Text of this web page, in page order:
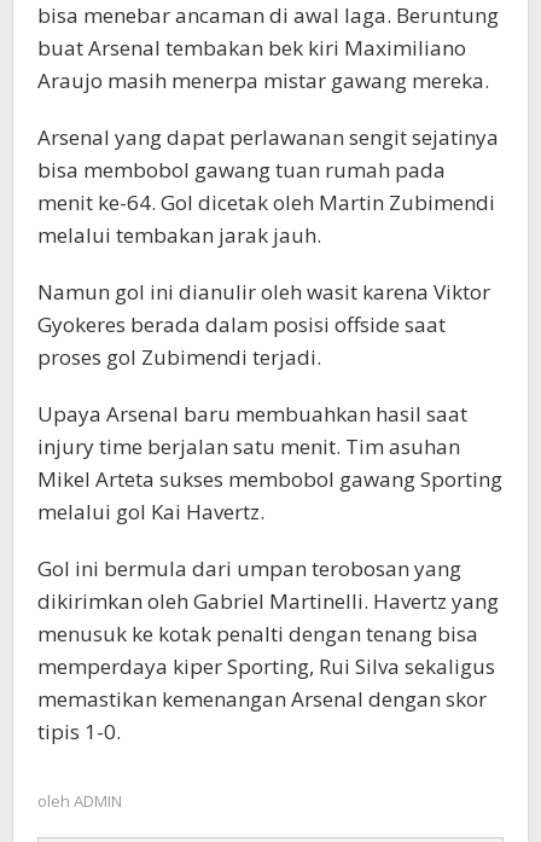
bisa menebar ancaman di awal laga. Beruntung
buat Arsenal tembakan bek kiri Maximiliano
Araujo masih menerpa mistar gawang mereka.
Arsenal yang dapat perlawanan sengit sejatinya
bisa membobol gawang tuan rumah pada
menit ke-64. Gol dicetak oleh Martin Zubimendi
melalui tembakan jarak jauh.
Namun gol ini dianulir oleh wasit karena Viktor
Gyokeres berada dalam posisi offside saat
proses gol Zubimendi terjadi.
Upaya Arsenal baru membuahkan hasil saat
injury time berjalan satu menit. Tim asuhan
Mikel Arteta sukses membobol gawang Sporting
melalui gol Kai Havertz.
Gol ini bermula dari umpan terobosan yang
dikirimkan oleh Gabriel Martinelli. Havertz yang
menusuk ke kotak penalti dengan tenang bisa
memperdaya kiper Sporting, Rui Silva sekaligus
memastikan kemenangan Arsenal dengan skor
tipis 1-0.
oleh ADMIN